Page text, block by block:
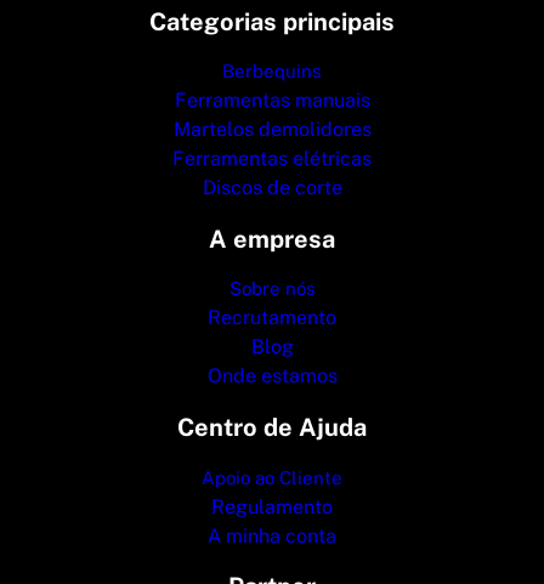
Categorias principais
Berbequins
Ferramentas manuais
Martelos demolidores
Ferramentas elétricas
Discos de corte
A empresa
Sobre nós
Recrutamento
Blog
Onde estamos
Centro de Ajuda
Apoio ao Cliente
Regulamento
A minha conta